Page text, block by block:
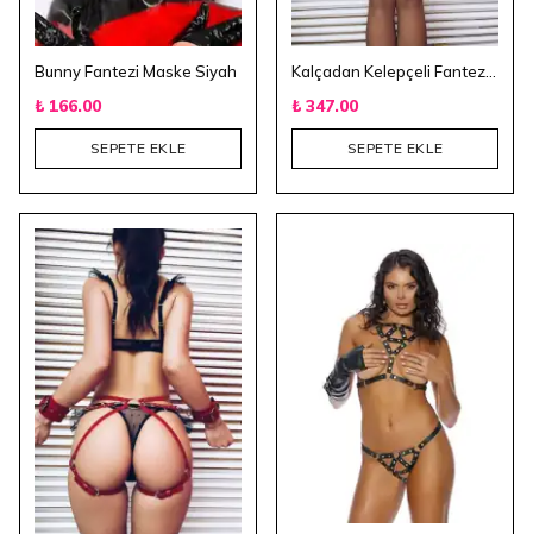
Bunny Fantezi Maske Siyah
₺ 166.00
SEPETE EKLE
₺ 347.00
SEPETE EKLE